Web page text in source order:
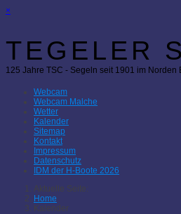
×
TEGELER
125 Jahre TSC - Segeln seit 1901 im Norden
Webcam
Webcam Malche
Wetter
Kalender
Sitemap
Kontakt
Impressum
Datenschutz
IDM der H-Boote 2026
Aktuelle Seite:
Home
Kalender